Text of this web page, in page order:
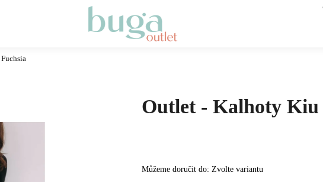
Outlet - Kalhoty Kiu
Můžeme doručit do: Zvolte variantu
Co potřebujete najít?
HLEDAT